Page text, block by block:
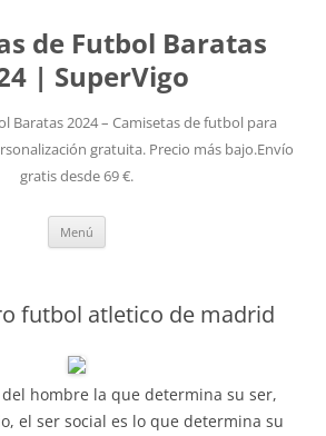
de Futbol Baratas
| SuperVigo
Baratas 2024 – Camisetas de futbol para
gratuita. Precio más bajo.Envío
gratis desde 69 €.
Menú
futbol atletico de madrid
hombre la que determina su ser,
el ser social es lo que determina su